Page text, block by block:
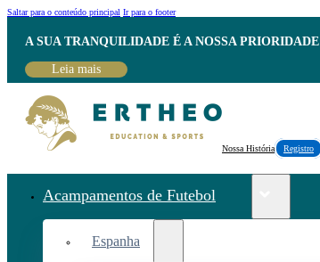
Saltar para o conteúdo principal Ir para o footer
A SUA TRANQUILIDADE É A NOSSA
Leia mais
Nossa História Registro
Acampamentos de Futebol
Espanha